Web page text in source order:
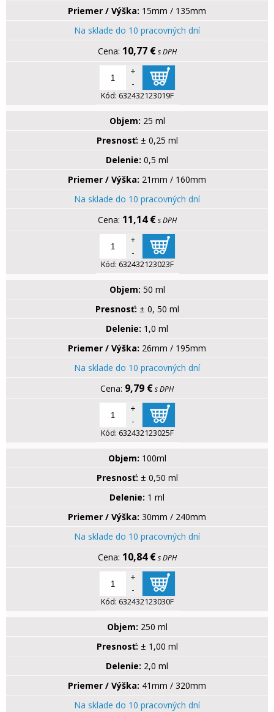
Priemer / Výška: 15mm / 135mm
Na sklade do 10 pracovných dní
10,77 € s DPH
+
-
Kód: 632432123019F
Objem: 25 ml
Presnosť: ± 0,25 ml
Delenie: 0,5 ml
Priemer / Výška: 21mm / 160mm
Na sklade do 10 pracovných dní
11,14 € s DPH
+
-
Kód: 632432123023F
Objem: 50 ml
Presnosť: ± 0, 50 ml
Delenie: 1,0 ml
Priemer / Výška: 26mm / 195mm
Na sklade do 10 pracovných dní
9,79 €s DPH
+
-
Kód: 632432123025F
Objem: 100ml
Presnosť: ± 0,50 ml
Delenie: 1 ml
Priemer / Výška: 30mm / 240mm
Na sklade do 10 pracovných dní
10,84 € s DPH
+
-
Kód: 632432123030F
Objem: 250 ml
Presnosť: ± 1,00 ml
Delenie: 2,0 ml
Priemer / Výška: 41mm / 320mm
Na sklade do 10 pracovných dní